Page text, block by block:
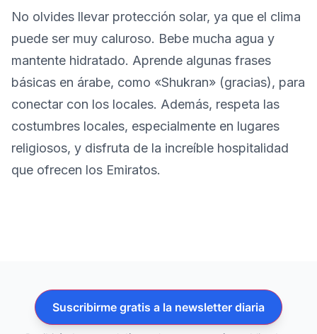
No olvides llevar protección solar, ya que el clima
puede ser muy caluroso. Bebe mucha agua y
mantente hidratado. Aprende algunas frases
básicas en árabe, como «Shukran» (gracias), para
conectar con los locales. Además, respeta las
costumbres locales, especialmente en lugares
religiosos, y disfruta de la increíble hospitalidad
que ofrecen los Emiratos.
Suscribirme gratis a la newsletter diaria